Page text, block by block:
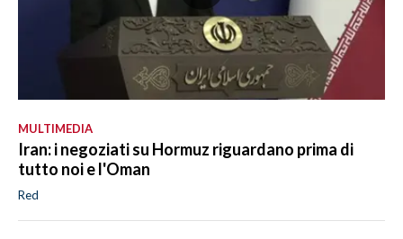
MULTIMEDIA
Iran: i negoziati su Hormuz riguardano prima di
tutto noi e l'Oman
Red